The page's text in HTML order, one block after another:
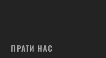
ПРАТИ НАС